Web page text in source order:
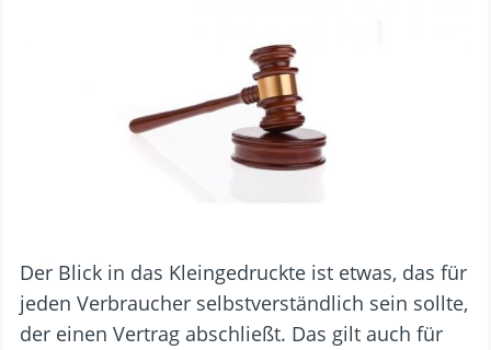
Der Blick in das Kleingedruckte ist etwas, das für
jeden Verbraucher selbstverständlich sein sollte,
der einen Vertrag abschließt. Das gilt auch für